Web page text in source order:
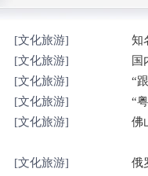
[文化旅游]
知
[文化旅游]
国
[文化旅游]
“
[文化旅游]
“
[文化旅游]
佛
[文化旅游]
俄